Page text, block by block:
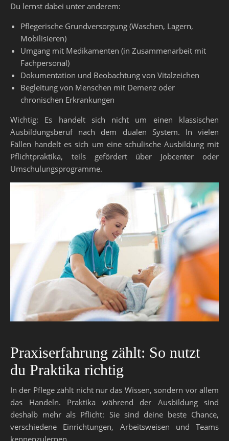
Du lernst dabei unter anderem:
Pflegerische Grundversorgung (Waschen, Lagern,
Mobilisieren)
Umgang mit Medikamenten (in Zusammenarbeit mit
Fachpersonal)
Dokumentation und Beobachtung von Vitalzeichen
Begleitung von Menschen mit Demenz oder
chronischen Erkrankungen
Wichtig: Es handelt sich nicht um einen klassischen
Ausbildungsberuf nach dem dualen System. In vielen
Fällen handelt es sich um eine schulische Ausbildung mit
Pflichtpraktika, teils gefördert über Jobcenter oder
Umschulungsprogramme.
Praxiserfahrung zählt: So nutzt
du Praktika richtig
In der Pflege zählt nicht nur das Wissen, sondern vor allem
das Handeln. Praktika während der Ausbildung sind
deshalb mehr als Pflicht: Sie sind deine beste Chance,
verschiedene Einrichtungen, Arbeitsweisen und Teams
kennenzulernen.